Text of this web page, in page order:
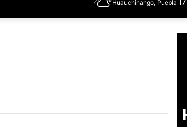
Huauchinango, Puebla